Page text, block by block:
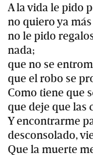
A la vida le pido
no quiero ya
no le pido
nada;
que no se
que el robo se
Como tiene que
que deje que las
Y encontrarme
desconsolado,
Que la muerte